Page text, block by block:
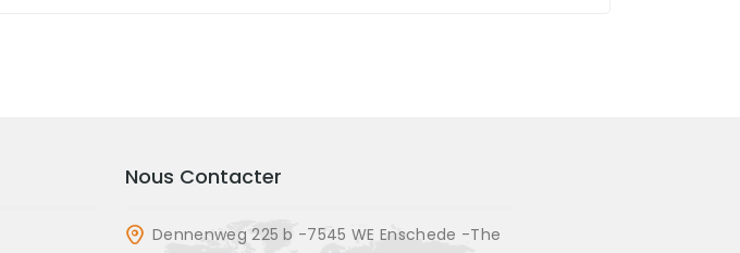
Nous Contacter
Dennenweg 225 b -7545 WE Enschede -The